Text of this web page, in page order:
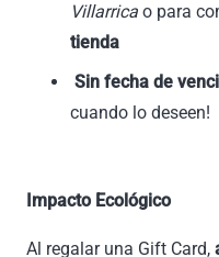
Villarrica o para
tienda
Sin fecha de
cuando lo deseen!
Impacto Ecológico
Al regalar una Gift Card,